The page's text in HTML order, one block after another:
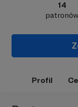
14
patronów
Profil